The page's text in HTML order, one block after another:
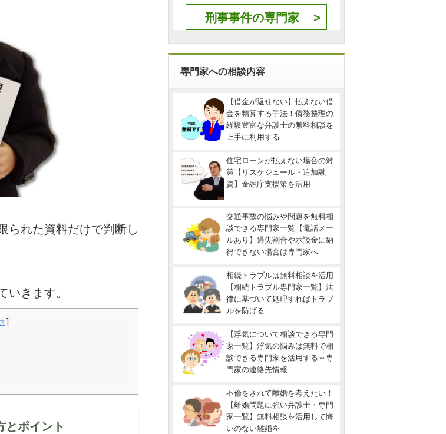
られた資料だけで判断し
いきます。
とポイント
刑事事件の専門家
専門家への相談内容
【借金が返せない】払えない借
金を精算する手法！債務整理の
経験豊富な弁護士の無料相談を
上手に利用する
住宅ローンが払えない場合の対
策【リスケジュール・追加融
資】金融庁支援策を活用
交通事故の悩みや問題を無料相
談できる専門家一覧【電話メー
ルあり】過失割合や示談金に納
得できない場合は専門家へ
相続トラブルは無料相談を活用
【相続トラブル専門家一覧】法
律に基づいて処理すればトラブ
ルを防げる
【浮気について相談できる専門
家一覧】浮気の悩みは無料で相
談できる専門家を活用する～専
門家の連絡先情報
不倫をされて離婚を考えたい！
【離婚問題に強い弁護士・専門
家一覧】無料相談を活用して悔
いのない離婚を